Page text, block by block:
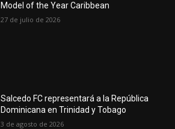
Model of the Year Caribbean
27 de julio de 2026
Salcedo FC representará a la República
Dominicana en Trinidad y Tobago
3 de agosto de 2026